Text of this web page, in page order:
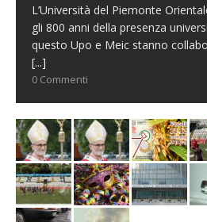
L’Università del Piemonte
gli 800 anni della presenza
questo Upo e Meic stanno
[...]
0 Commenti